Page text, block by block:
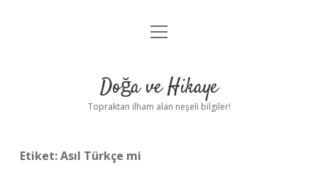
Anasayfa
Yasal Uyarı
menüyü
Doğa ve Hikaye
Topraktan ilham alan neşeli bilgiler!
Etiket:Asıl Türkçe mi